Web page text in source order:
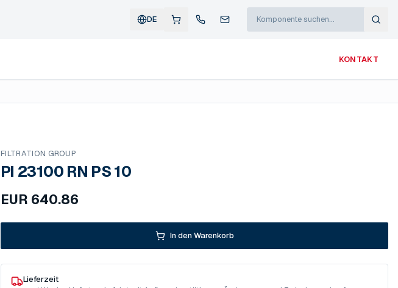
DE
KONTAKT
FILTRATION GROUP
PI 23100 RN PS 10
EUR 640.86
In den Warenkorb
Lieferzeit